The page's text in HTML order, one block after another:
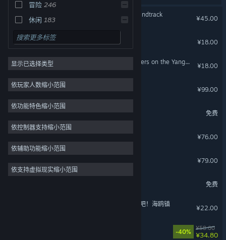
冒险 246
休闲 183
动作 167
剧情丰富 161
策略 159
模拟 146
探索 110
沙盒 94
3D 94
开放世界 87
多人 85
显示已选择类型
依玩家人数缩小范围
依功能特色缩小范围
依控制器支持缩小范围
依辅助功能缩小范围
依支持虚拟现实缩小范围
逆向坍塌：面包房行动 : Soundtrack
¥45.00
¥18.00
山河旅探音乐原声集 - Murders on the Yangtze River
¥18.00
¥99.00
免费
大荒先民
¥76.00
恐龙乐园
¥79.00
免费
风来之国 (Eastward) - 复活吧！海鸥镇
¥22.00
-40%
¥58.00
¥34.80